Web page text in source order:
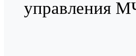
управления